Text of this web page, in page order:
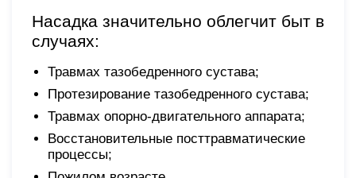
Насадка значительно облегчит быт в
случаях:
Травмах тазобедренного сустава;
Протезирование тазобедренного сустава;
Травмах опорно-двигательного аппарата;
Восстановительные посттравматические
процессы;